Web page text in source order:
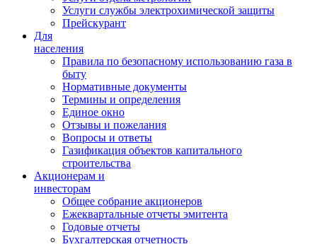
Услуги службы электрохимической защиты
Прейскурант
Для
населения
Правила по безопасному использованию газа в
быту
Нормативные документы
Термины и определения
Единое окно
Отзывы и пожелания
Вопросы и ответы
Газификация объектов капитального
строительства
Акционерам и
инвесторам
Общее собрание акционеров
Ежеквартальные отчеты эмитента
Годовые отчеты
Бухгалтерская отчетность